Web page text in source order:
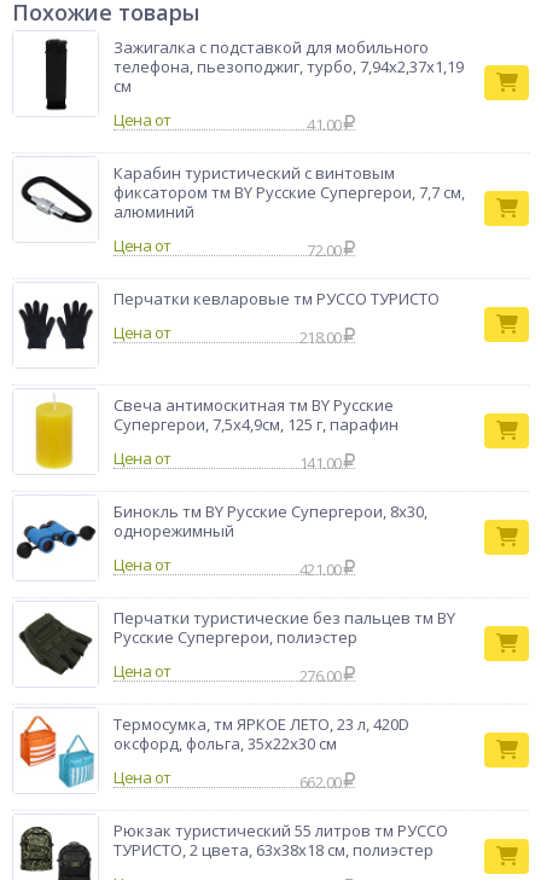
обеспечивает комфортную посадку на плече. Прочный
полиэстер гарантирует долговечность, а лаконичный дизайн
подчеркнет ваш стиль. С этой сумкой вы всегда будете
готовы к новым приключениям!
Бренд
Похожие товары
Зажигалка с подставкой для мобильного
телефона, пьезоподжиг, турбо, 7,94х2,37х1,19
см
Цена от
41.00
Карабин туристический с винтовым
фиксатором тм BY Русские Супергерои, 7,7 см,
алюминий
Цена от
72.00
Перчатки кевларовые тм РУССО ТУРИСТО
Цена от
218.00
Свеча антимоскитная тм BY Русские
Супергерои, 7,5х4,9см, 125 г, парафин
Цена от
141.00
Бинокль тм BY Русские Супергерои, 8х30,
однорежимный
Цена от
421.00
Перчатки туристические без пальцев тм BY
Русские Супергерои, полиэстер
Цена от
276.00
Термосумка, тм ЯРКОЕ ЛЕТО, 23 л, 420D
оксфорд, фольга, 35х22х30 см
Цена от
662.00
Рюкзак туристический 55 литров тм РУССО
ТУРИСТО, 2 цвета, 63х38х18 см, полиэстер